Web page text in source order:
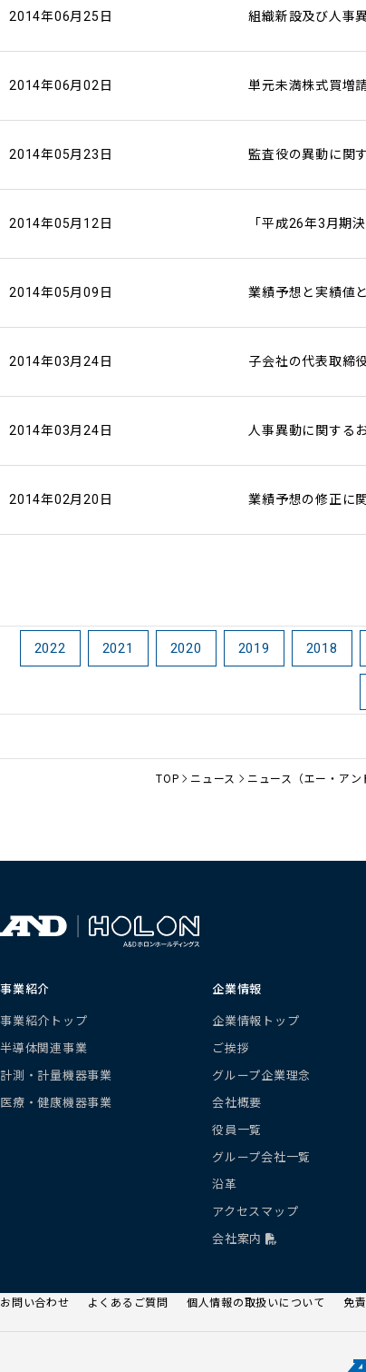
2014年06月25日 組織新設及び人事
2014年06月02日 単元未満株式買増
2014年05月23日 監査役の異動に関
2014年05月12日 「平成26年3月期
2014年05月09日 業績予想と実績値
2014年03月24日 子会社の代表取締
2014年03月24日 人事異動に関する
2014年02月20日 業績予想の修正に
2022 2021 2020 2019 2018
TOP ニュース ニュース（エー・アン
事業紹介
事業紹介トップ
半導体関連事業
計測・計量機器事業
医療・健康機器事業
企業情報
企業情報トップ
ご挨拶
グループ企業理念
会社概要
役員一覧
グループ会社一覧
沿革
アクセスマップ
会社案内
お問い合わせ よくあるご質問 個人情報の取扱いについて 免